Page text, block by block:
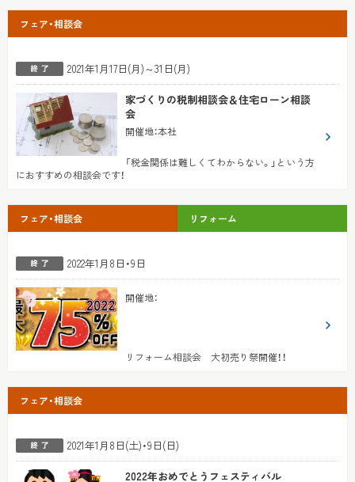
フェア・相談会
2021年1月17日(月)～31日(月)
家づくりの税制相談会＆住宅ローン相談
会
開催地：本社
「税金関係は難しくてわからない。」という方
におすすめの相談会です！
フェア・相談会 リフォーム
2022年1月8日・9日
開催地：
リフォーム相談会 大初売り祭開催！！
フェア・相談会
2021年1月8日(土)・9日(日)
2022年おめでとうフェスティバル